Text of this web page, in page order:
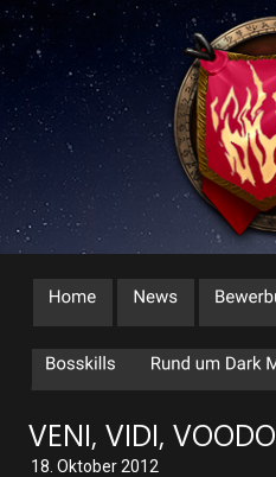
18. Oktober 2012
VENI, VIDI,